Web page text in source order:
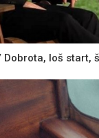
loš start,